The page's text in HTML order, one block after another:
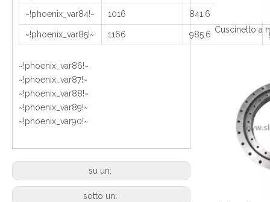
~!phoenix_var84!~ 1016 841.6
~!phoenix_var85!~ 1166 985.6
~!phoenix_var86!~
~!phoenix_var87!~
~!phoenix_var88!~
~!phoenix_var89!~
~!phoenix_var90!~
su un:
sotto un: